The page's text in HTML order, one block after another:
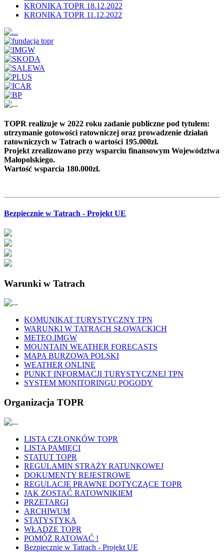
KRONIKA TOPR 18.12.2022
KRONIKA TOPR 11.12.2022
TOPR realizuje w 2022 roku zadanie publiczne pod tytułem:
utrzymanie gotowości ratowniczej oraz prowadzenie działań
ratowniczych w Tatrach o wartości 195.000zł.
Projekt zrealizowano przy wsparciu finansowym Województwa
Małopolskiego.
Wartość wsparcia 180.000zł.
Bezpiecznie w Tatrach - Projekt UE
Warunki w Tatrach
KOMUNIKAT TURYSTYCZNY TPN
WARUNKI W TATRACH SŁOWACKICH
METEO.IMGW
MOUNTAIN WEATHER FORECASTS
MAPA BURZOWA POLSKI
WEATHER ONLINE
PUNKT INFORMACJI TURYSTYCZNEJ TPN
SYSTEM MONITORINGU POGODY
Organizacja TOPR
LISTA CZŁONKÓW TOPR
LISTA PAMIĘCI
STATUT TOPR
REGULAMIN STRAŻY RATUNKOWEJ
DOKUMENTY REJESTROWE
REGULACJE PRAWNE DOTYCZĄCE TOPR
JAK ZOSTAĆ RATOWNIKIEM
PRZETARGI
ARCHIWUM
STATYSTYKA
WŁADZE TOPR
POMÓŻ RATOWAĆ !
Bezpiecznie w Tatrach - Projekt UE